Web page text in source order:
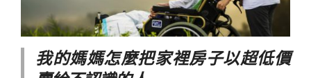
我的媽媽怎麼把家裡房子以超低價